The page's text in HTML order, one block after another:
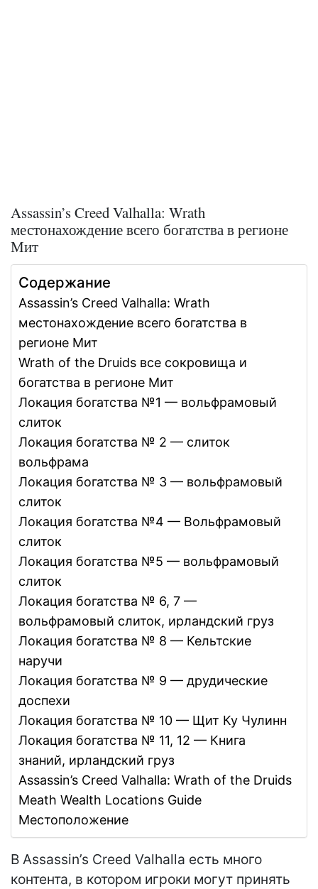
Assassin’s Creed Valhalla: Wrath
местонахождение всего богатства в регионе
Мит
Содержание
Assassin’s Creed Valhalla: Wrath
местонахождение всего богатства в
регионе Мит
Wrath of the Druids все сокровища и
богатства в регионе Мит
Локация богатства №1 — вольфрамовый
слиток
Локация богатства № 2 — слиток
вольфрама
Локация богатства № 3 — вольфрамовый
слиток
Локация богатства №4 — Вольфрамовый
слиток
Локация богатства №5 — вольфрамовый
слиток
Локация богатства № 6, 7 —
вольфрамовый слиток, ирландский груз
Локация богатства № 8 — Кельтские
наручи
Локация богатства № 9 — друдические
доспехи
Локация богатства № 10 — Щит Ку Чулинн
Локация богатства № 11, 12 — Книга
знаний, ирландский груз
Assassin’s Creed Valhalla: Wrath of the Druids
Meath Wealth Locations Guide
Местоположение
В Assassin’s Creed Valhalla есть много
контента, в котором игроки могут принять